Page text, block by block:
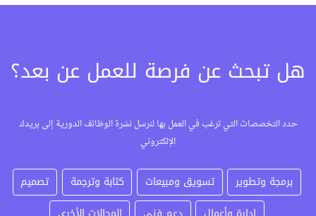
هل تبحث عن فرصة للعمل عن بعد؟
حدد التخصصات التي ترغب في العمل بها لنرسل نشرة الوظائف الدورية إلى بريدك
الإلكتروني
برمجة وتطوير تسويق ومبيعات كتابة وترجمة
تصميم